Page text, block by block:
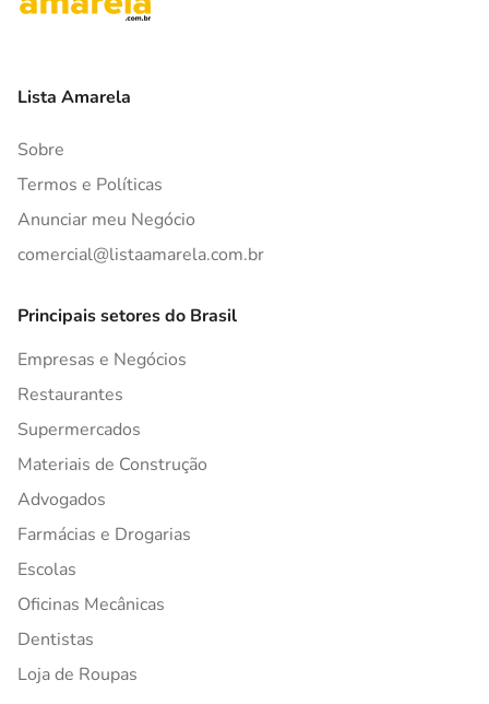
Lista Amarela
Sobre
Termos e Políticas
Anunciar meu Negócio
comercial@listaamarela.com.br
Principais setores do Brasil
Empresas e Negócios
Restaurantes
Supermercados
Materiais de Construção
Advogados
Farmácias e Drogarias
Escolas
Oficinas Mecânicas
Dentistas
Loja de Roupas